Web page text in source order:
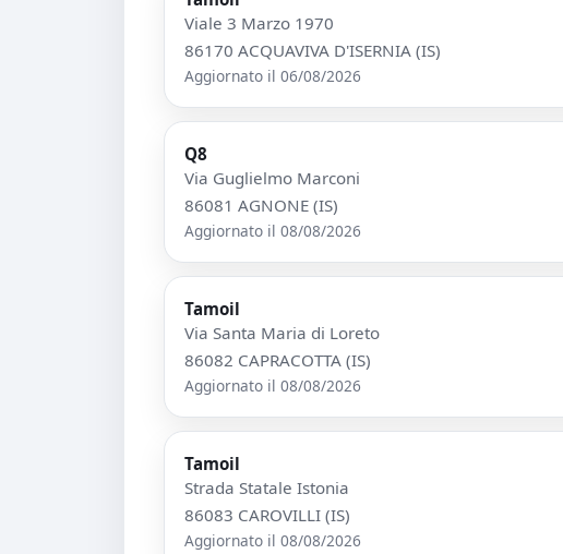
Viale 3 Marzo 1970
86170 ACQUAVIVA D'ISERNIA (IS)
Aggiornato il 06/08/2026
Q8
Via Guglielmo Marconi
86081 AGNONE (IS)
Aggiornato il 08/08/2026
Tamoil
Via Santa Maria di Loreto
86082 CAPRACOTTA (IS)
Aggiornato il 08/08/2026
Tamoil
Strada Statale Istonia
86083 CAROVILLI (IS)
Aggiornato il 08/08/2026